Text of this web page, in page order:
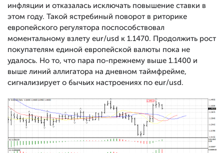
инфляции и отказалась исключать повышение ставки в
этом году. Такой ястребиный поворот в риторике
европейского регулятора поспособствовал
моментальному взлету eur/usd к 1.1470. Продолжить рост
покупателям единой европейской валюты пока не
удалось. Но то, что пара по-прежнему выше 1.1400 и
выше линий аллигатора на дневном таймфрейме,
сигнализирует о бычьих настроениях по eur/usd.